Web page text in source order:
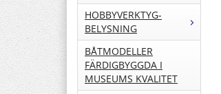
HOBBYVERKTYG-
BELYSNING
BÅTMODELLER
FÄRDIGBYGGDA I
MUSEUMS KVALITET